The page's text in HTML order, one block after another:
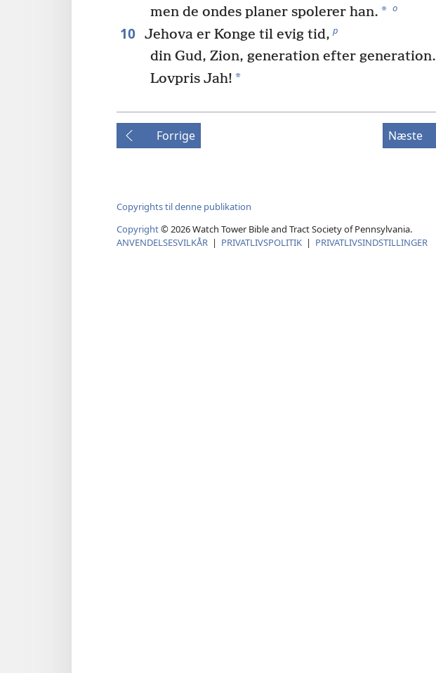
men de ondes planer spolerer han. * o
10 Jehova er Konge til evig tid, p
din Gud, Zion, generation efter generation.
Lovpris Jah! *
Forrige Næste
Copyrights til denne publikation
Copyright©2026Watch Tower Bible and Tract Society of Pennsylvania.
ANVENDELSESVILKÅR | PRIVATLIVSPOLITIK | PRIVATLIVSINDSTILLINGER